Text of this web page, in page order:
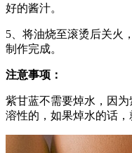
好的酱汁。
5、将油烧至滚烫后关火
制作完成。
注意事项：
紫甘蓝不需要焯水，因
溶性的，如果焯水的话，